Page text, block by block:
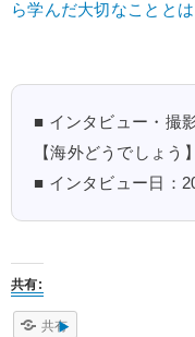
ら学んだ大切なこととは
■ インタビュー・撮
【海外どうでしょう
■ インタビュー日：
共有:
共有